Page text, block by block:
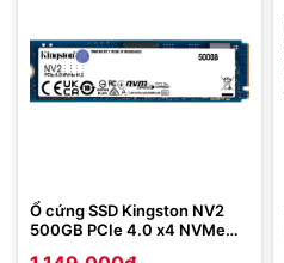
Ổ cứng SSD Kingston NV2
500GB PCIe 4.0 x4 NVMe